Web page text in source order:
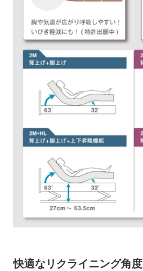
快適なリクライニング角度